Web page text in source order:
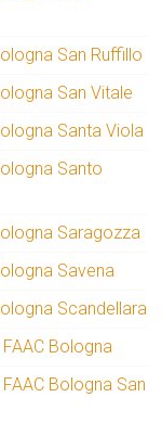
San Ruffillo
San Vitale
Santa Viola
Santo
Saragozza
Savena
Scandellara
Bologna
Bologna San